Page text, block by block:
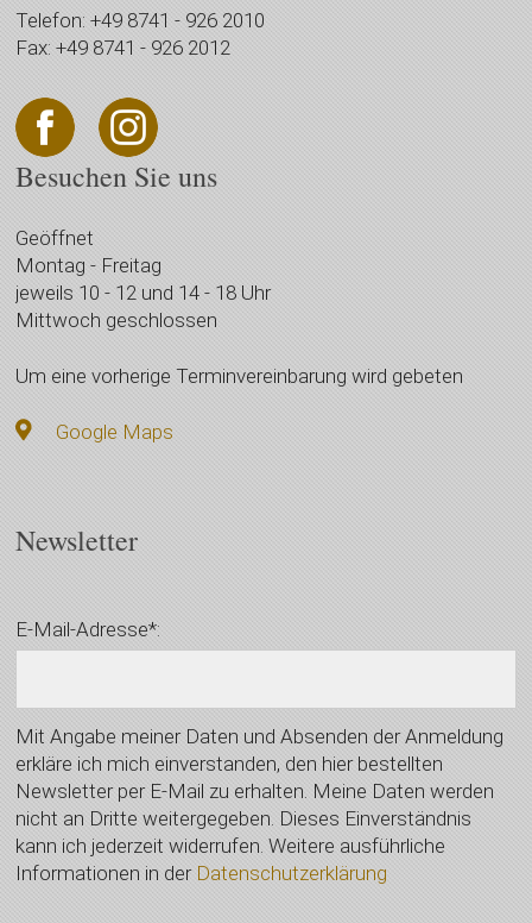
Telefon: +49 8741 - 926 2010
Fax: +49 8741 - 926 2012
Besuchen Sie uns
Geöffnet
Montag - Freitag
jeweils 10 - 12 und 14 - 18 Uhr
Mittwoch geschlossen
Um eine vorherige Terminvereinbarung wird gebeten
Google Maps
Newsletter
E-Mail-Adresse*:
Mit Angabe meiner Daten und Absenden der Anmeldung
erkläre ich mich einverstanden, den hier bestellten
Newsletter per E-Mail zu erhalten. Meine Daten werden
nicht an Dritte weitergegeben. Dieses Einverständnis
kann ich jederzeit widerrufen. Weitere ausführliche
Informationen in der Datenschutzerklärung